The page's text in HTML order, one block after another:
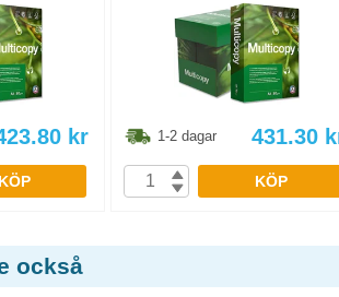
kr
KÖP
1-2 dagar 431.30
KÖP
också